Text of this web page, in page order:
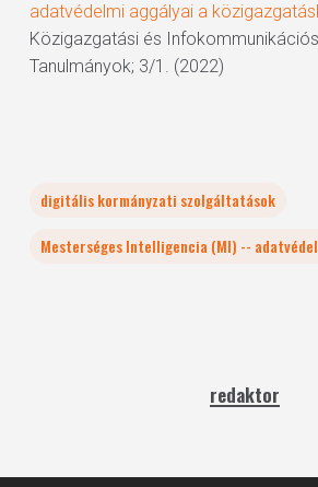
adatvédelmi aggályai a
Közigazgatási és
Tanulmányok; 3/1. (2022)
digitális kormányzati szolgáltatások
Mesterséges Intelligencia (MI) --
redaktor